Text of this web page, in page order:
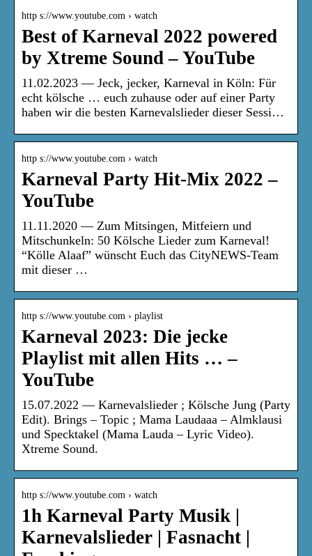
http s://www.youtube.com › watch
Best of Karneval 2022 powered
by Xtreme Sound – YouTube
11.02.2023 — Jeck, jecker, Karneval in Köln: Für
echt kölsche … euch zuhause oder auf einer Party
haben wir die besten Karnevalslieder dieser Sessi…
http s://www.youtube.com › watch
Karneval Party Hit-Mix 2022 –
YouTube
11.11.2020 — Zum Mitsingen, Mitfeiern und
Mitschunkeln: 50 Kölsche Lieder zum Karneval!
“Kölle Alaaf” wünscht Euch das CityNEWS-Team
mit dieser …
http s://www.youtube.com › playlist
Karneval 2023: Die jecke
Playlist mit allen Hits … –
YouTube
15.07.2022 — Karnevalslieder ; Kölsche Jung (Party
Edit). Brings – Topic ; Mama Laudaaa – Almklausi
und Specktakel (Mama Lauda – Lyric Video).
Xtreme Sound.
http s://www.youtube.com › watch
1h Karneval Party Musik |
Karnevalslieder | Fasnacht |